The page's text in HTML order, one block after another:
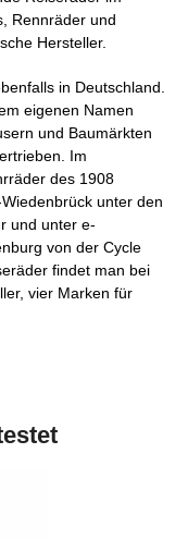
Rennräder und
Hersteller.
in Deutschland.
eigenen Namen
und Baumärkten
Im
des 1908
unter den
und unter e-
von der Cycle
findet man bei
vier Marken für